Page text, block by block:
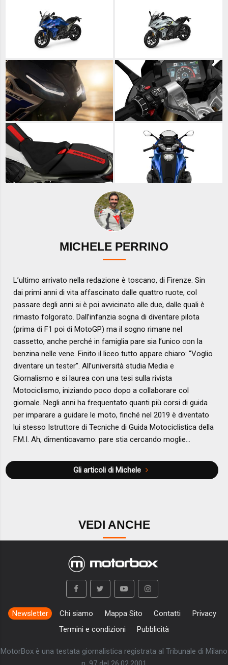
MICHELE PERRINO
L’ultimo arrivato nella redazione è toscano, di Firenze. Sin
dai primi anni di vita affascinato dalle quattro ruote, col
passare degli anni si è poi avvicinato alle due, dalle quali è
rimasto folgorato. Dall’infanzia sogna di diventare pilota
(prima di F1 poi di MotoGP) ma il sogno rimane nel
cassetto, anche perché in famiglia pare sia l’unico con la
benzina nelle vene. Finito il liceo tutto appare chiaro: “Voglio
diventare un tester”. All’università studia Media e
Giornalismo e si laurea con una tesi sulla rivista
Motociclismo, iniziando poco dopo a collaborare col
giornale. Negli anni ha frequentato quanti più corsi di guida
per imparare a guidare le moto, finché nel 2019 è diventato
lui stesso Istruttore di Tecniche di Guida Motociclistica della
F.M.I. Ah, dimenticavamo: pare stia cercando moglie…
Gli articoli di Michele
VEDI ANCHE
Newsletter Chi siamo Mappa Sito Contatti
Privacy
Termini e condizioni
Pubblicità
MotorBox è una testata giornalistica registrata al Tribunale di Milano